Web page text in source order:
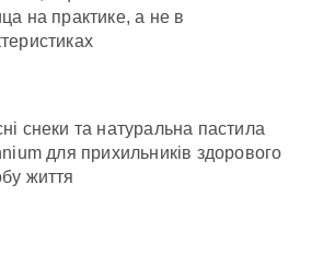
на практике, а не в
снеки та натуральна пастила
для прихильників здорового
життя